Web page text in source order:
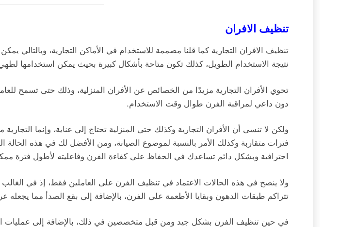
تنظيف الافران
تنظيف الافران التجارية كما قلنا مصممة للاستخدام في الأماكن التجارية، وبالتالي
نتيجة الاستخدام الطويل، كذلك تكون متاحة بأشكال كبيرة بحيث يمكن استخدامها
تحوي الأفران التجارية مزيدًا من الخصائص عن الأفران المنزلية، وذلك حتى تسمح
دون داعي لمراقبة الفرن طوال وقت الاستخدام.
ولكن لا تنسى أن الأفران التجارية وكذلك حتى المنزلية تحتاج إلى عناية، وإنما
فترات متقاربة وكذلك الأمر بالنسبة لموضوع الصيانة، ومن الأفضل لك في هذه
احترافية وبشكل دائم تساعدك في الحفاظ على كفاءة الفرن وفاعليته لأطول فترة
ولا ينصح في هذه الحالات الاعتماد في تنظيف الفرن على العاملين فقط، إذ في
تتراكم طبقات الدهون وبقايا الأطعمة على الفرن، بالإضافة إلى بقع الصدأ مما
في حين تنظيف الفرن بشكل جيد ومن قبل متخصصين في ذلك، بالإضافة إلى عمليات